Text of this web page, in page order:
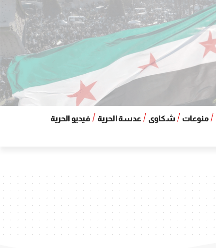
منوعات شكاوى عدسة الحرية
فيديو الحرية